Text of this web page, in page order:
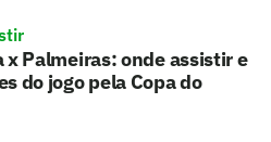
x Palmeiras: onde assistir e
do jogo pela Copa do